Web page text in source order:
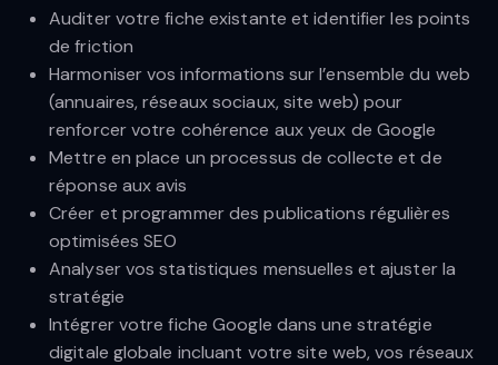
Auditer votre fiche existante et identifier les points
de friction
Harmoniser vos informations sur l’ensemble du web
(annuaires, réseaux sociaux, site web) pour
renforcer votre cohérence aux yeux de Google
Mettre en place un processus de collecte et de
réponse aux avis
Créer et programmer des publications régulières
optimisées SEO
Analyser vos statistiques mensuelles et ajuster la
stratégie
Intégrer votre fiche Google dans une stratégie
digitale globale incluant votre site web, vos réseaux